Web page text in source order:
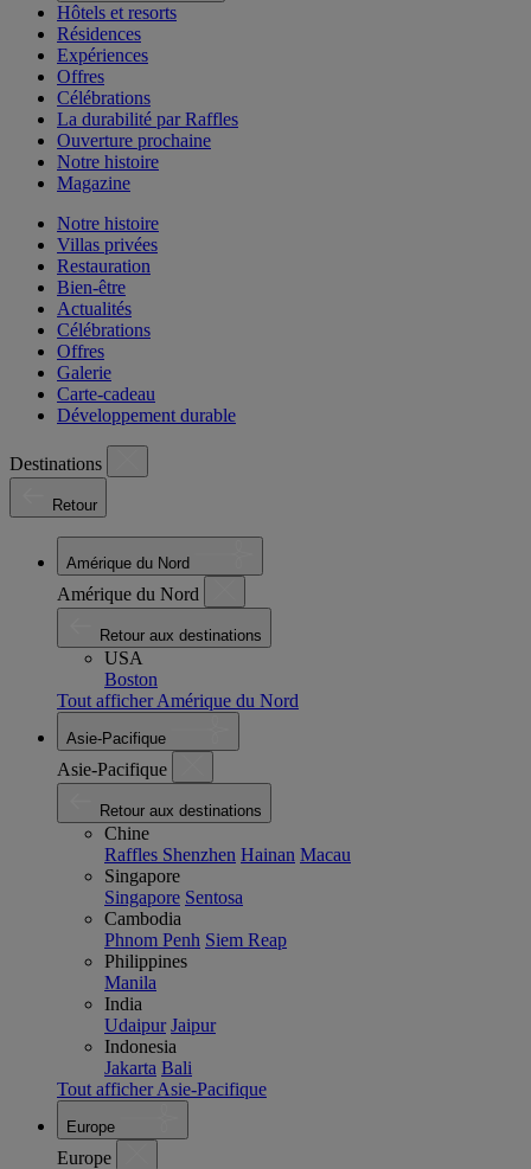
Hôtels et resorts
Résidences
Expériences
Offres
Célébrations
La durabilité par Raffles
Ouverture prochaine
Notre histoire
Magazine
Notre histoire
Villas privées
Restauration
Bien-être
Actualités
Célébrations
Offres
Galerie
Carte-cadeau
Développement durable
Destinations
Retour
Amérique du Nord
Amérique du Nord
Retour aux destinations
USA
Boston
Tout afficher Amérique du Nord
Asie-Pacifique
Asie-Pacifique
Retour aux destinations
Chine
Raffles Shenzhen Hainan Macau
Singapore
Singapore Sentosa
Cambodia
Phnom Penh Siem Reap
Philippines
Manila
India
Udaipur Jaipur
Indonesia
Jakarta Bali
Tout afficher Asie-Pacifique
Europe
Europe